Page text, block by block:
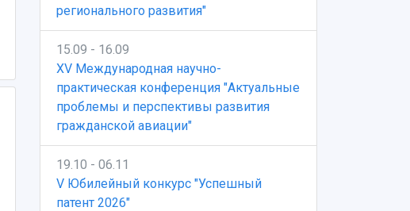
регионального развития"
15.09 - 16.09
XV Международная научно-
практическая конференция "Актуальные
проблемы и перспективы развития
гражданской авиации"
19.10 - 06.11
V Юбилейный конкурс "Успешный
патент 2026"